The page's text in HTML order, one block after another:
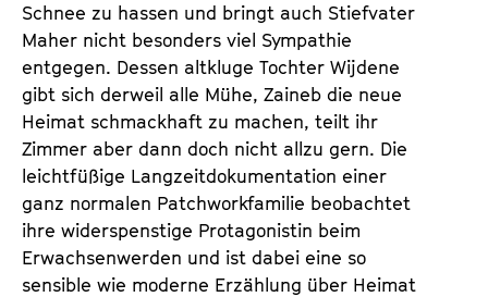
Schnee zu hassen und bringt auch Stiefvater
Maher nicht besonders viel Sympathie
entgegen. Dessen altkluge Tochter Wijdene
gibt sich derweil alle Mühe, Zaineb die neue
Heimat schmackhaft zu machen, teilt ihr
Zimmer aber dann doch nicht allzu gern. Die
leichtfüßige Langzeitdokumentation einer
ganz normalen Patchworkfamilie beobachtet
ihre widerspenstige Protagonistin beim
Erwachsenwerden und ist dabei eine so
sensible wie moderne Erzählung über Heimat